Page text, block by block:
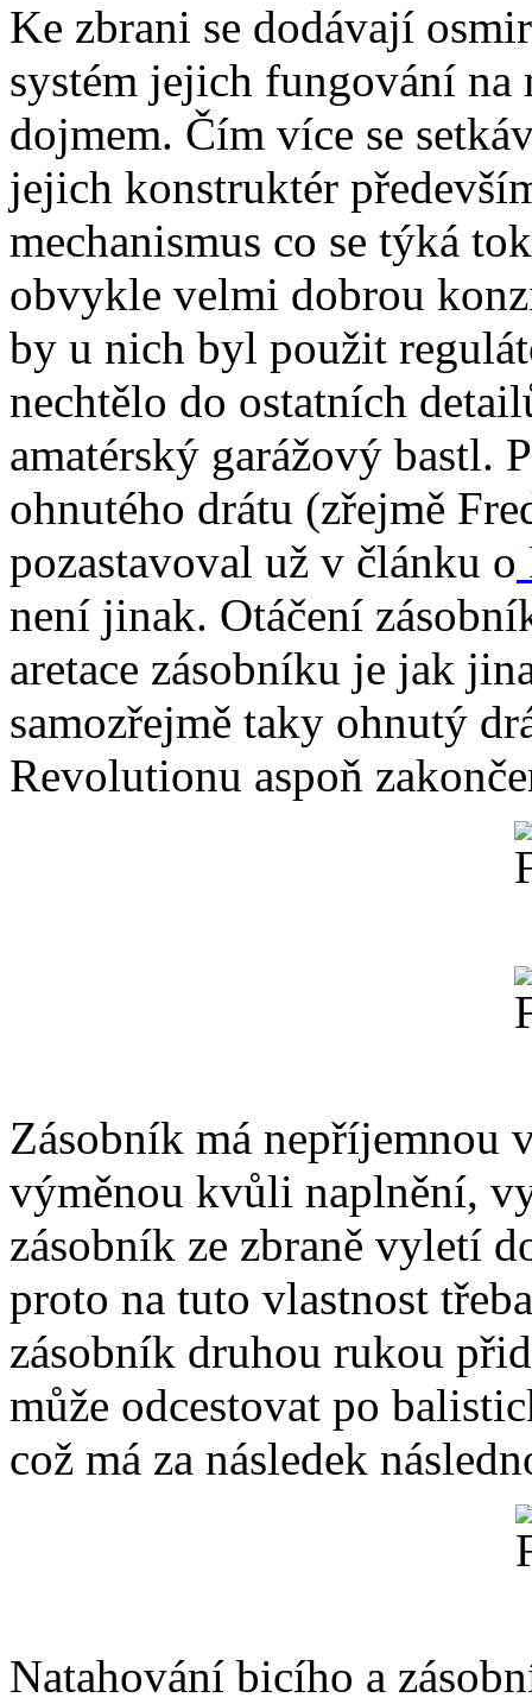
Ke zbrani se dodávají
systém jejich fungování na
dojmem. Čím více se
jejich konstruktér
mechanismus co se týká
obvykle velmi dobrou
by u nich byl použit
nechtělo do ostatních
amatérský garážový bastl.
ohnutého drátu (zřejmě
pozastavoval už v článku o
není jinak. Otáčení
aretace zásobníku je jak
samozřejmě taky ohnutý
Revolutionu aspoň
Zásobník má nepříjemnou
výměnou kvůli naplnění,
zásobník ze zbraně vyletí
proto na tuto vlastnost
zásobník druhou rukou
může odcestovat po
což má za následek
Natahování bicího a